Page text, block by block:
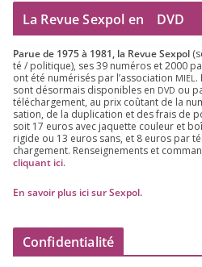
La Revue Sexpol en DVD
Parue de 1975à 1981, la Revue Sex­pol
té /​ poli­tique), ses39 numé­ros et2000
ont été numé­ri­sés par l’as­so­cia­tion MIEL.
sont désor­mais dis­po­nibles en DVD ou
télé­char­ge­ment, au prix coû­tant de la
sa­tion, de la dupli­ca­tion et des frais de
soit 17 euros avec jaquette cou­leur et
rigide ou 13 euros sans, et 8 euros par
char­ge­ment. Ren­sei­gne­ments et
cli­quant ici.
En savoir plus ici sur Sexpol.
Confidentialité